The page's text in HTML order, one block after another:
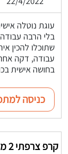
עוגת נוטלה
בלי הרבה
עבודה, דקה
בחושה אישית
כניסה
קרפ צרפתי 2 מרכיבים